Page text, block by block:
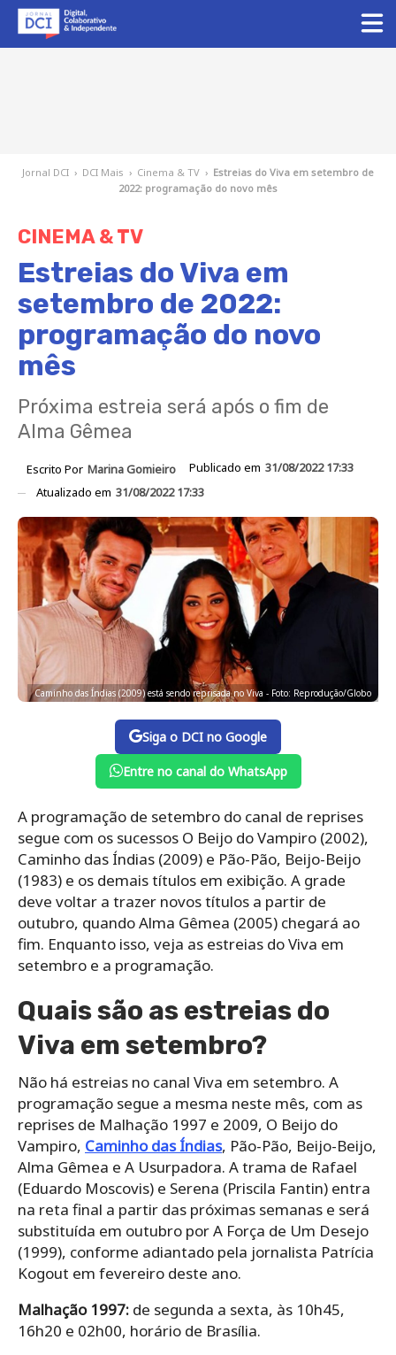
Jornal DCI › DCI Mais › Cinema & TV › Estreias do Viva em setembro de
2022: programação do novo mês
CINEMA & TV
Estreias do Viva em
setembro de 2022:
programação do novo
mês
Próxima estreia será após o fim de
Alma Gêmea
Escrito Por Marina Gomieiro Publicado em 31/08/2022 17:33
Atualizado em 31/08/2022 17:33
Caminho das Índias (2009) está sendo reprisada no Viva - Foto: Reprodução/Globo
Siga o DCI no Google
Entre no canal do WhatsApp
A programação de setembro do canal de reprises
segue com os sucessos O Beijo do Vampiro (2002),
Caminho das Índias (2009) e Pão-Pão, Beijo-Beijo
(1983) e os demais títulos em exibição. A grade
deve voltar a trazer novos títulos a partir de
outubro, quando Alma Gêmea (2005) chegará ao
fim. Enquanto isso, veja as estreias do Viva em
setembro e a programação.
Quais são as estreias do
Viva em setembro?
Não há estreias no canal Viva em setembro. A
programação segue a mesma neste mês, com as
reprises de Malhação 1997 e 2009, O Beijo do
Vampiro, Caminho das Índias, Pão-Pão, Beijo-Beijo,
Alma Gêmea e A Usurpadora. A trama de Rafael
(Eduardo Moscovis) e Serena (Priscila Fantin) entra
na reta final a partir das próximas semanas e será
substituída em outubro por A Força de Um Desejo
(1999), conforme adiantado pela jornalista Patrícia
Kogout em fevereiro deste ano.
Malhação 1997: de segunda a sexta, às 10h45,
16h20 e 02h00, horário de Brasília.